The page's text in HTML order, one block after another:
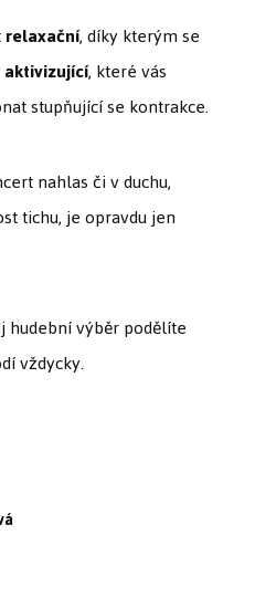
relaxační, díky kterým se
aktivizující, které vás
stupňující se kontrakce.
nahlas či v duchu,
tichu, je opravdu jen
hudební výběr podělíte
vždycky.